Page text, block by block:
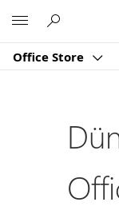
Office Store